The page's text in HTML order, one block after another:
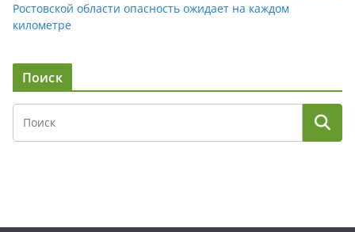
Ростовской области опасность ожидает на каждом
километре
Поиск